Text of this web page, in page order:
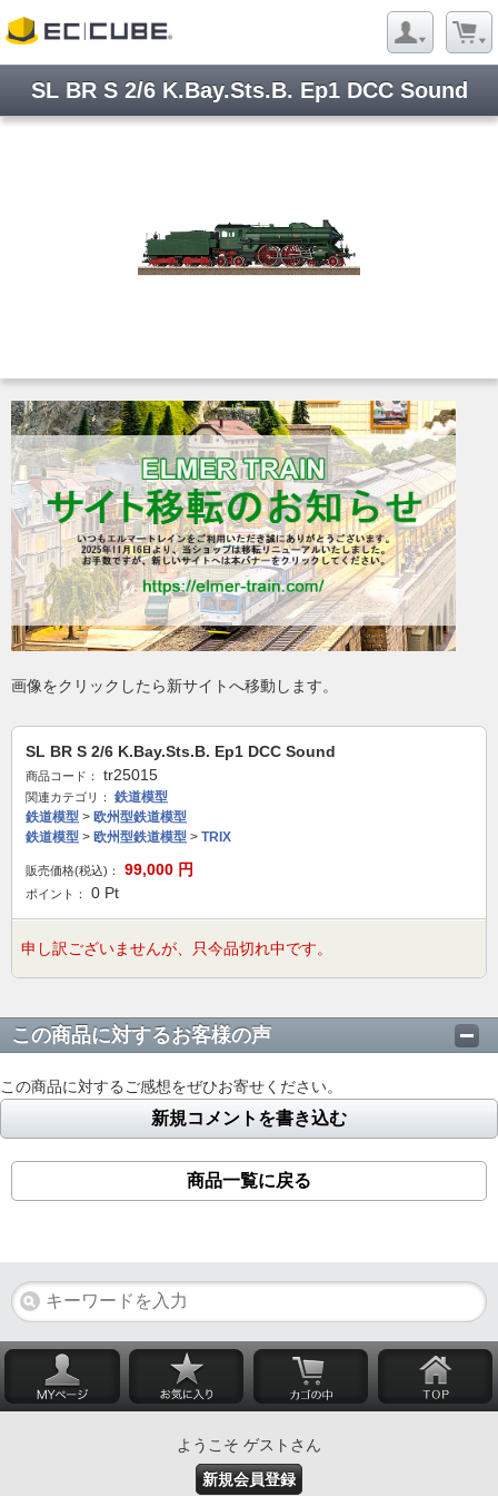
SL BR S 2/6 K.Bay.Sts.B. Ep1 DCC Sound
画像をクリックしたら新サイトへ移動します。
SL BR S 2/6 K.Bay.Sts.B. Ep1 DCC Sound
商品コード： tr25015
関連カテゴリ：
鉄道模型
鉄道模型 > 欧州型鉄道模型
鉄道模型 > 欧州型鉄道模型 > TRIX
販売価格(税込)： 99,000 円
ポイント： 0 Pt
申し訳ございませんが、只今品切れ中です。
この商品に対するお客様の声
この商品に対するご感想をぜひお寄せください。
新規コメントを書き込む
商品一覧に戻る
ようこそ ゲストさん
新規会員登録